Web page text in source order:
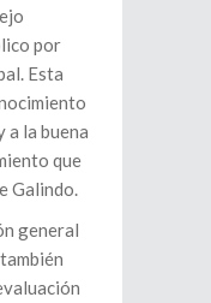
por
Esta
a la buena
que
Galindo.
general
también